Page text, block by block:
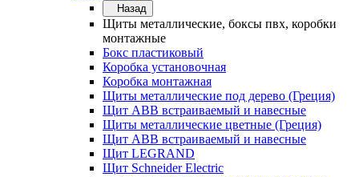
Назад
Щиты металлические, боксы пвх, коробки
монтажные
Бокс пластиковый
Коробка установочная
Коробка монтажная
Щиты металлические под дерево (Греция)
Щит ABB встраиваемый и навесные
Щиты металлические цветные (Греция)
Щит ABB встраиваемый и навесные
Щит LEGRAND
Щит Schneider Electric